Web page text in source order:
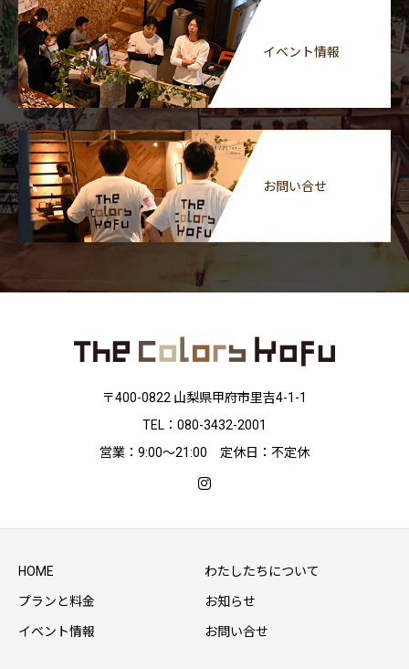
イベント情報
お問い合せ
〒400-0822 山梨県甲府市里吉4-1-1
TEL：080-3432-2001
営業：9:00〜21:00 定休日：不定休
HOME わたしたちについて
プランと料金 お知らせ
イベント情報 お問い合せ